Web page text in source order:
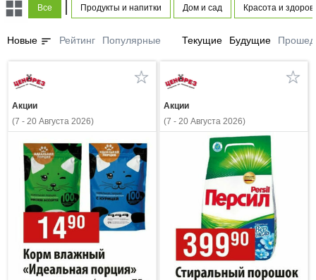
Все Продукты и напитки Дом и сад Красота и
Новые sort Рейтинг Популярные Текущие Будущие
Акции
(7 - 20 Августа 2026)
Акции
(7 - 20 Августа 2026)